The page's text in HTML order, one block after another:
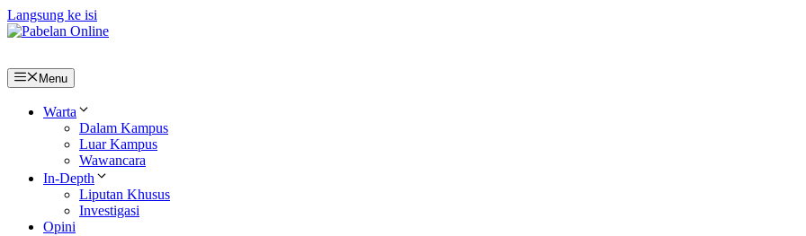
Langsung ke isi
Menu
Warta
Dalam Kampus
Luar Kampus
Wawancara
In-Depth
Liputan Khusus
Investigasi
Opini